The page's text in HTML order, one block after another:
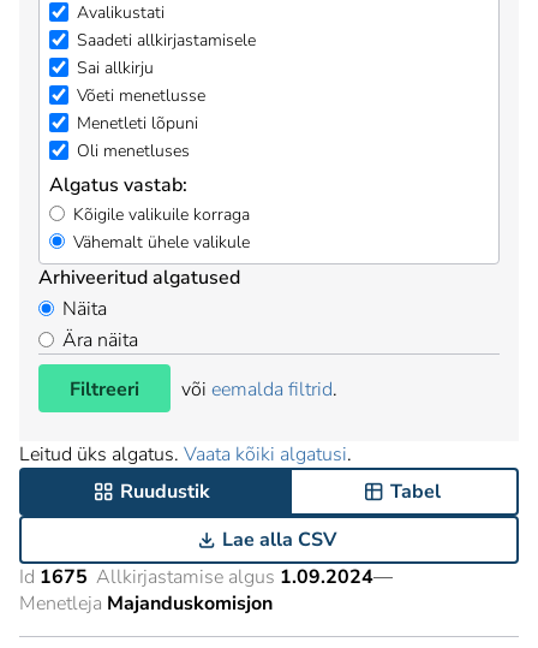
Avalikustati
Saadeti allkirjastamisele
Sai allkirju
Võeti menetlusse
Menetleti lõpuni
Oli menetluses
Algatus vastab:
Kõigile valikuile korraga
Vähemalt ühele valikule
Arhiveeritud algatused
Näita
Ära näita
Filtreeri
või eemalda filtrid.
Leitud üks algatus. Vaata kõiki algatusi.
Ruudustik
Tabel
Lae alla CSV
Id 1675 Allkirjastamise algus 1.09.2024—
Menetleja Majanduskomisjon